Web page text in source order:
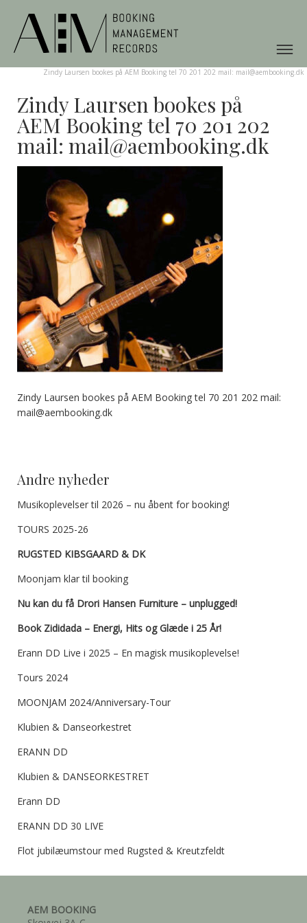
Zindy Laursen bookes på AEM Booking tel 70 201 202 mail: mail@aembooking.dk
Zindy Laursen bookes på
AEM Booking tel 70 201 202
mail: mail@aembooking.dk
Zindy Laursen bookes på AEM Booking tel 70 201 202 mail:
mail@aembooking.dk
Andre nyheder
Musikoplevelser til 2026 – nu åbent for booking!
TOURS 2025-26
RUGSTED KIBSGAARD & DK
Moonjam klar til booking
Nu kan du få Drori Hansen Furniture – unplugged!
Book Zididada – Energi, Hits og Glæde i 25 År!
Erann DD Live i 2025 – En magisk musikoplevelse!
Tours 2024
MOONJAM 2024/Anniversary-Tour
Klubien & Danseorkestret
ERANN DD
Klubien & DANSEORKESTRET
Erann DD
ERANN DD 30 LIVE
Flot jubilæumstour med Rugsted & Kreutzfeldt
AEM BOOKING